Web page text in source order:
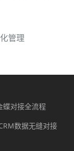
管理
蝶对接全流程
数据无缝对接